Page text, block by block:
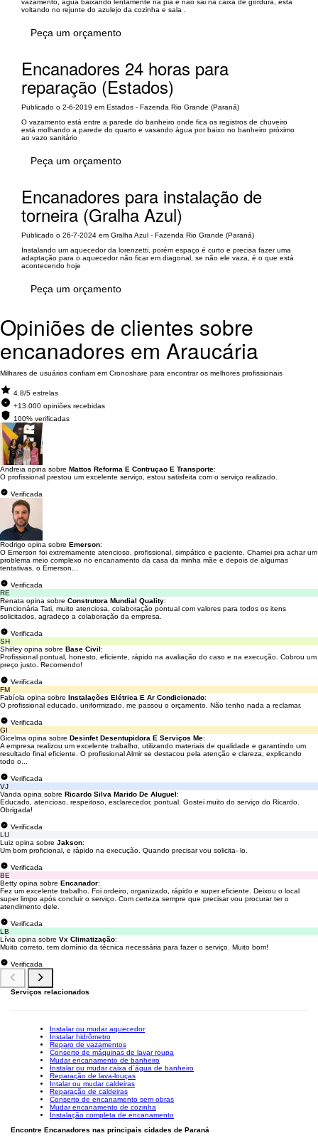
voltando no rejunte do azulejo da cozinha e sala .
Peça um orçamento
Encanadores 24 horas para
reparação (Estados)
Publicado o 2-6-2019 em Estados - Fazenda Rio Grande (Paraná)
O vazamento está entre a parede do banheiro onde fica os registros de chuveiro
está molhando a parede do quarto e vasando água por baixo no banheiro próximo
ao vazo sanitário
Peça um orçamento
Encanadores para instalação de
torneira (Gralha Azul)
Publicado o 26-7-2024 em Gralha Azul - Fazenda Rio Grande (Paraná)
Instalando um aquecedor da lorenzetti, porém espaço é curto e precisa fazer uma
adaptação para o aquecedor não ficar em diagonal, se não ele vaza, é o que está
acontecendo hoje
Peça um orçamento
Opiniões de clientes sobre
encanadores em Araucária
Milhares de usuários confiam em Cronoshare para encontrar os melhores profissionais
4.8/5 estrelas
+13.000 opiniões recebidas
100% verificadas
Andreia opina sobre Mattos Reforma E Contruçao E Transporte:
O profissional prestou um excelente serviço, estou satisfeita com o serviço realizado.
Verificada
Rodrigo opina sobre Emerson:
O Emerson foi extremamente atencioso, profissional, simpático e paciente. Chamei pra achar um
problema meio complexo no encanamento da casa da minha mãe e depois de algumas
tentativas, o Emerson...
Verificada
RE
Renata opina sobre Construtora Mundial Quality:
Funcionária Tati, muito atenciosa, colaboração pontual com valores para todos os itens
solicitados, agradeço a colaboração da empresa.
Verificada
SH
Shirley opina sobre Base Civil:
Profissional pontual, honesto, eficiente, rápido na avaliação do caso e na execução. Cobrou um
preço justo. Recomendo!
Verificada
FM
Fabíola opina sobre Instalações Elétrica E Ar Condicionado:
O profissional educado, uniformizado, me passou o orçamento. Não tenho nada a reclamar.
Verificada
GI
Gicelma opina sobre Desinfet Desentupidora E Serviços Me:
A empresa realizou um excelente trabalho, utilizando materiais de qualidade e garantindo um
resultado final eficiente. O profissional Almir se destacou pela atenção e clareza, explicando
todo o...
Verificada
VJ
Vanda opina sobre Ricardo Silva Marido De Aluguel:
Educado, atencioso, respeitoso, esclarecedor, pontual. Gostei muito do serviço do Ricardo.
Obrigada!
Verificada
LU
Luiz opina sobre Jakson:
Um bom proficional, e rápido na execução. Quando precisar vou solicita- lo.
Verificada
BE
Betty opina sobre Encanador:
Fez um excelente trabalho. Foi ordeiro, organizado, rápido e super eficiente. Deixou o local
super limpo após concluir o serviço. Com certeza sempre que precisar vou procurar ter o
atendimento dele.
Verificada
LB
Lívia opina sobre Vx Climatização:
Muito correto, tem domínio da técnica necessária para fazer o serviço. Muito bom!
Verificada
Serviços relacionados
Instalar ou mudar aquecedor
Instalar hidrômetro
Reparo de vazamentos
Conserto de máquinas de lavar roupa
Mudar encanamento de banheiro
Instalar ou mudar caixa d´água de banheiro
Reparação de lava-louças
Intalar ou mudar caldeiras
Reparação de caldeiras
Conserto de encanamento sem obras
Mudar encanamento de cozinha
Instalação completa de encanamento
Encontre Encanadores nas principais cidades de Paraná